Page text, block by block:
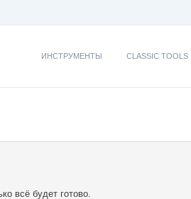
ИНСТРУМЕНТЫ CLASSIC TOOLS
всё будет готово.